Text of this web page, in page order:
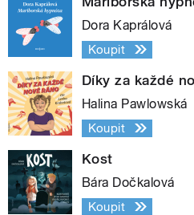
Dora Kaprálová
Koupit
Díky za každé
Halina Pawlowská
Koupit
Kost
Bára Dočkalová
Koupit